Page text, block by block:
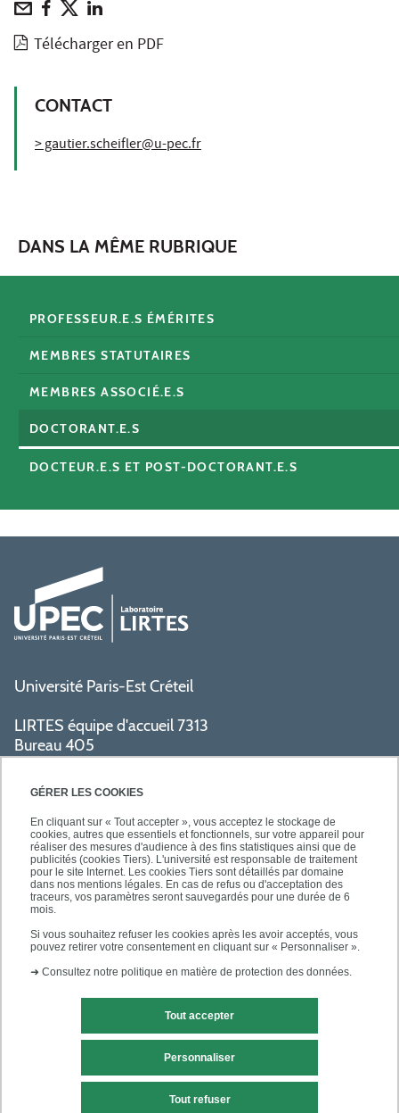
GÉRER LES COOKIES
En cliquant sur « Tout accepter », vous acceptez le stockage de
cookies, autres que essentiels et fonctionnels, sur votre appareil pour
réaliser des mesures d'audience à des fins statistiques ainsi que de
publicités (cookies Tiers). L'université est responsable de traitement
pour le site Internet. Les cookies Tiers sont détaillés par domaine
dans nos mentions légales. En cas de refus ou d'acceptation des
traceurs, vos paramètres seront sauvegardés pour une durée de 6
mois.
Si vous souhaitez refuser les cookies après les avoir acceptés, vous
pouvez retirer votre consentement en cliquant sur « Personnaliser ».
➜ Consultez notre politique en matière de protection des données.
Tout accepter
Tout refuser
Personnaliser
Télécharger en PDF
CONTACT
> gautier.scheifler@u-pec.fr
DANS LA MÊME RUBRIQUE
PROFESSEUR.E.S ÉMÉRITES
MEMBRES STATUTAIRES
MEMBRES ASSOCIÉ.E.S
DOCTORANT.E.S
DOCTEUR.E.S ET POST-DOCTORANT.E.S
Université Paris-Est Créteil
LIRTES équipe d'accueil 7313
Bureau 405
Bâtiment La Pyramide
80 avenue du Général de Gaulle
PRATIQUE
ACCÈS RAPIDES
Contact
Plan du site